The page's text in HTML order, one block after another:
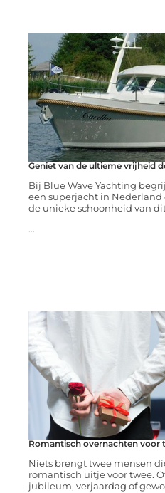
Geniet van de ultieme vrijheid
Bij Blue Wave Yachting
een superjacht in Nederland
de unieke schoonheid van
...
Romantisch overnachten voor
Niets brengt twee mensen
romantisch uitje voor twee.
jubileum, verjaardag of